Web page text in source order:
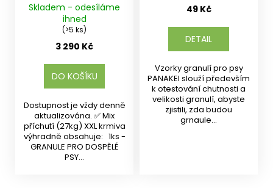
Skladem - odesíláme
ihned
(>5 ks)
3 290 Kč
DO KOŠÍKU
Dostupnost je vždy denně
aktualizována. ✅ Mix
příchutí (27kg) XXL krmiva
výhradně obsahuje: 1ks -
GRANULE PRO DOSPĚLÉ
PSY...
49 Kč
DETAIL
Vzorky granulí pro psy
PANAKEI slouží především
k otestování chutnosti a
velikosti granulí, abyste
zjistili, zda budou
grnaule...